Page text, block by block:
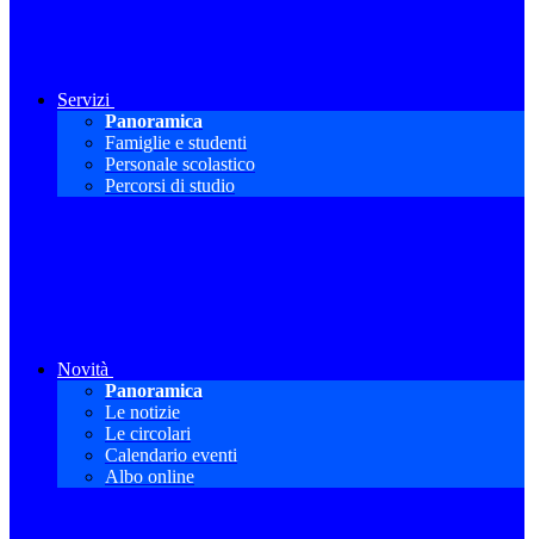
Servizi
Panoramica
Famiglie e studenti
Personale scolastico
Percorsi di studio
Novità
Panoramica
Le notizie
Le circolari
Calendario eventi
Albo online